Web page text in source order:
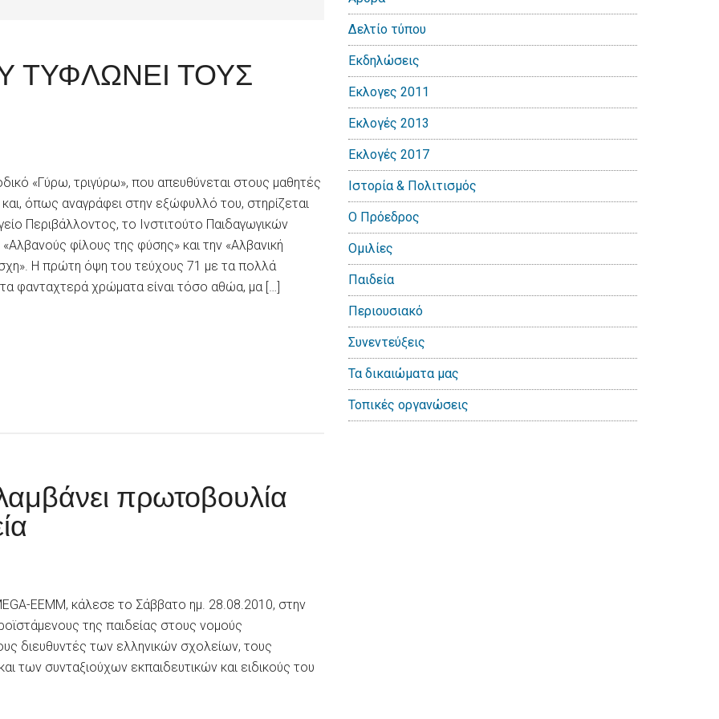
ΤΥΦΛΩΝΕΙ ΤΟΥΣ
«Γύρω, τριγύρω», που απευθύνεται στους μαθητές
όπως αναγράφει στην εξώφυλλό του, στηρίζεται
Περιβάλλοντος, το Ινστιτούτο Παιδαγωγικών
φίλους της φύσης» και την «Αλβανική
Η πρώτη όψη του τεύχους 71 με τα πολλά
φανταχτερά χρώματα είναι τόσο αθώα, μα […]
πρωτοβουλία
EEMM, κάλεσε το Σάββατο ημ. 28.08.2010, στην
της παιδείας στους νομούς
διευθυντές των ελληνικών σχολείων, τους
των συνταξιούχων εκπαιδευτικών και ειδικούς του
Δελτίο τύπου
Εκδηλώσεις
Εκλογες 2011
Εκλογές 2013
Εκλογές 2017
Ιστορία & Πολιτισμός
Ο Πρόεδρος
Ομιλίες
Παιδεία
Περιουσιακό
Συνεντεύξεις
Τα δικαιώματα μας
Τοπικές οργανώσεις